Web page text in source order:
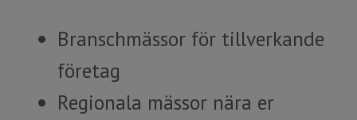
​​​​​​​Branschmässor för tillverkande
företag
Regionala mässor nära er